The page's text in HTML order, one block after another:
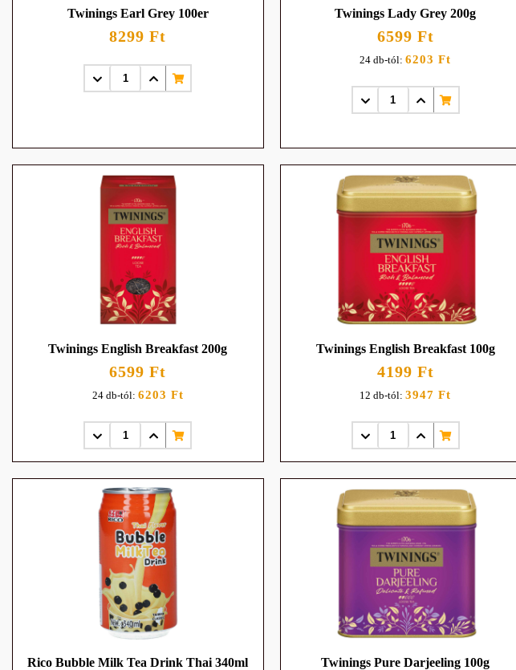
Twinings Earl Grey 100er
8299 Ft
Twinings Lady Grey 200g
6599 Ft
24 db-tól:6203 Ft
Twinings English Breakfast 200g
6599 Ft
24 db-tól: 6203 Ft
Twinings English Breakfast 100g
4199 Ft
12 db-tól:3947 Ft
Rico Bubble Milk Tea Drink Thai 340ml Twinings Pure Darjeeling 100g